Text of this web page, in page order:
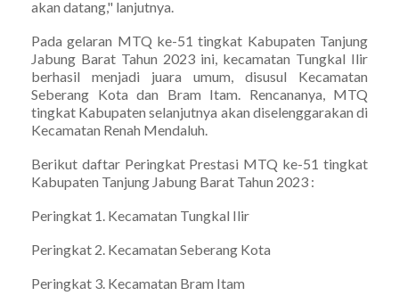
akan datang," lanjutnya.
Pada gelaran MTQ ke-51 tingkat Kabupaten Tanjung
Jabung Barat Tahun 2023 ini, kecamatan Tungkal Ilir
berhasil menjadi juara umum, disusul Kecamatan
Seberang Kota dan Bram Itam. Rencananya, MTQ
tingkat Kabupaten selanjutnya akan diselenggarakan di
Kecamatan Renah Mendaluh.
Berikut daftar Peringkat Prestasi MTQ ke-51 tingkat
Kabupaten Tanjung Jabung Barat Tahun 2023 :
Peringkat 1. Kecamatan Tungkal Ilir
Peringkat 2. Kecamatan Seberang Kota
Peringkat 3. Kecamatan Bram Itam